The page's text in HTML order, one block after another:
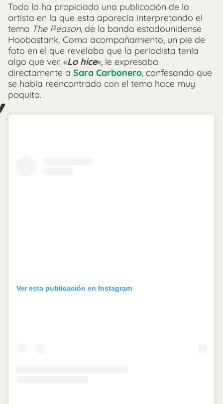
Todo lo ha propiciado una publicación de la
artista en la que esta aparecía interpretando el
tema The Reason, de la banda estadounidense
Hoobastank. Como acompañamiento, un pie de
foto en el que revelaba que la periodista tenía
algo que ver. «Lo hice«, le expresaba
directamente a Sara Carbonero, confesando que
se había reencontrado con el tema hace muy
poquito.
Ver esta publicación en Instagram